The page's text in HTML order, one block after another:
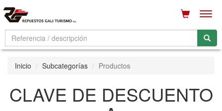
Inicio Subcategorías Productos
CLAVE DE DESCUENTO